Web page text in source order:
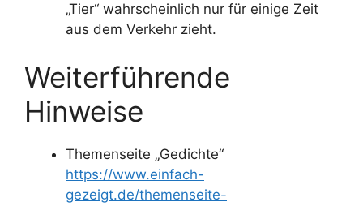
„Tier“ wahrscheinlich nur für einige Zeit
aus dem Verkehr zieht.
Weiterführende
Hinweise
Themenseite „Gedichte“
https://www.einfach-
gezeigt.de/themenseite-